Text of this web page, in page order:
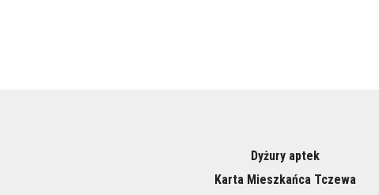
Dyżury aptek
Karta Mieszkańca Tczewa